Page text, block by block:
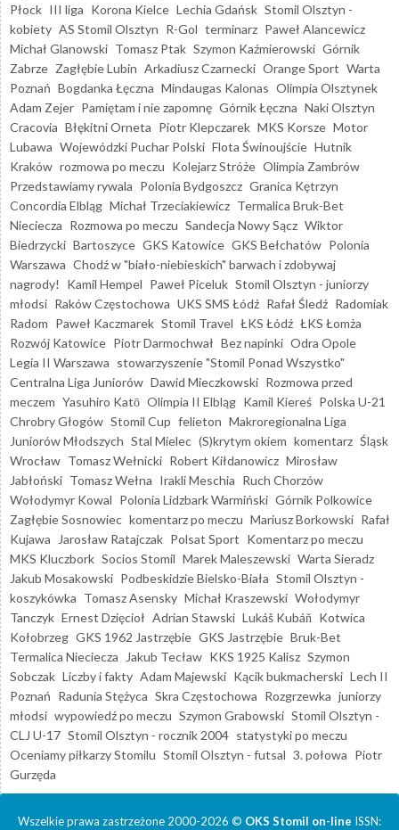
Płock III liga Korona Kielce Lechia Gdańsk Stomil Olsztyn -
kobiety AS Stomil Olsztyn R-Gol terminarz Paweł Alancewicz
Michał Glanowski Tomasz Ptak Szymon Kaźmierowski Górnik
Zabrze Zagłębie Lubin Arkadiusz Czarnecki Orange Sport Warta
Poznań Bogdanka Łęczna Mindaugas Kalonas Olimpia Olsztynek
Adam Zejer Pamiętam i nie zapomnę Górnik Łęczna Naki Olsztyn
Cracovia Błękitni Orneta Piotr Klepczarek MKS Korsze Motor
Lubawa Wojewódzki Puchar Polski Flota Świnoujście Hutnik
Kraków rozmowa po meczu Kolejarz Stróże Olimpia Zambrów
Przedstawiamy rywala Polonia Bydgoszcz Granica Kętrzyn
Concordia Elbląg Michał Trzeciakiewicz Termalica Bruk-Bet
Nieciecza Rozmowa po meczu Sandecja Nowy Sącz Wiktor
Biedrzycki Bartoszyce GKS Katowice GKS Bełchatów Polonia
Warszawa Chodź w "biało-niebieskich" barwach i zdobywaj
nagrody!
Kamil Hempel Paweł Piceluk Stomil Olsztyn - juniorzy
młodsi Raków Częstochowa UKS SMS Łódź Rafał Śledź Radomiak
Radom Paweł Kaczmarek Stomil Travel ŁKS Łódź ŁKS Łomża
Rozwój Katowice Piotr Darmochwał Bez napinki Odra Opole
Legia II Warszawa stowarzyszenie "Stomil Ponad Wszystko"
Centralna Liga Juniorów Dawid Mieczkowski Rozmowa przed
meczem Yasuhiro Katō Olimpia II Elbląg Kamil Kiereś Polska U-21
Chrobry Głogów Stomil Cup felieton Makroregionalna Liga
Juniorów Młodszych Stal Mielec (S)krytym okiem komentarz Śląsk
Wrocław Tomasz Wełnicki Robert Kiłdanowicz Mirosław
Jabłoński Tomasz Wełna Irakli Meschia Ruch Chorzów
Wołodymyr Kowal Polonia Lidzbark Warmiński Górnik Polkowice
Zagłębie Sosnowiec komentarz po meczu Mariusz Borkowski Rafał
Kujawa
Jarosław Ratajczak Polsat Sport Komentarz po meczu
MKS Kluczbork Socios Stomil Marek Maleszewski Warta Sieradz
Jakub Mosakowski Podbeskidzie Bielsko-Biała Stomil Olsztyn -
koszykówka Tomasz Asensky Michał Kraszewski Wołodymyr
Tanczyk Ernest Dzięcioł Adrian Stawski Lukáš Kubáň Kotwica
Kołobrzeg GKS 1962 Jastrzębie GKS Jastrzębie Bruk-Bet
Termalica Nieciecza
Jakub Tecław KKS 1925 Kalisz Szymon
Sobczak Liczby i fakty Adam Majewski Kącik bukmacherski Lech II
Poznań Radunia Stężyca Skra Częstochowa Rozgrzewka juniorzy
młodsi wypowiedź po meczu Szymon Grabowski Stomil Olsztyn -
CLJ U-17 Stomil Olsztyn - rocznik 2004 statystyki po meczu
Oceniamy piłkarzy Stomilu Stomil Olsztyn - futsal 3. połowa Piotr
Gurzęda
Wszelkie prawa zastrzeżone 2000-2026 © OKS Stomil on-line ISSN: